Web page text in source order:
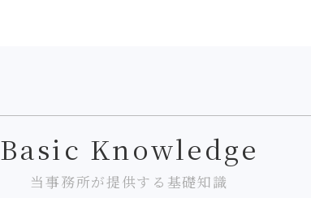
Basic Knowledge
当事務所が提供する基礎知識